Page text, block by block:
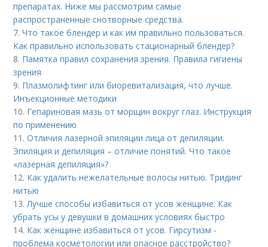
препаратах. Ниже мы рассмотрим самые
распространенные снотворные средства.
7.Что такое блендер и как им правильно пользоваться.
Как правильно использовать стационарный блендер?
8. Памятка правил сохранения зрения. Правила гигиены
зрения
9. Плазмолифтинг или биоревитализация, что лучше.
Инъекционные методики
10. Гепариновая мазь от морщин вокруг глаз. Инструкция
по применению
11.Отличия лазерной эпиляции лица от депиляции.
Эпиляция и депиляция – отличие понятий. Что такое
«лазерная депиляция»?
12. Как удалить нежелательные волосы нитью. Тридинг
нитью
13.Лучше способы избавиться от усов женщине. Как
убрать усы у девушки в домашних условиях быстро
14. Как женщине избавиться от усов. Гирсутизм -
проблема косметологии или опасное расстройство?